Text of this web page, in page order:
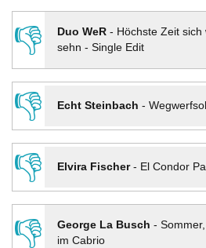
👎
Duo WeR- Höchste Zeit sich
sehn - Single Edit
👎
Echt Steinbach -
👎
Elvira Fischer- El Condor
👎
George La Busch -
im Cabrio